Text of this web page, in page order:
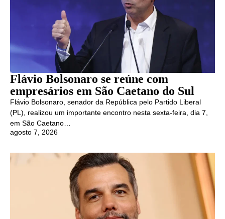
Flávio Bolsonaro se reúne com
empresários em São Caetano do Sul
Flávio Bolsonaro, senador da República pelo Partido Liberal
(PL), realizou um importante encontro nesta sexta-feira, dia 7,
em São Caetano…
agosto 7, 2026